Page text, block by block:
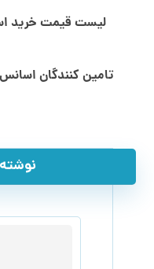
لیست قیمت خرید
تامین کنندگان